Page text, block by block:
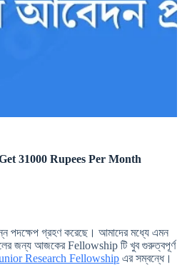
31000 Rupees Per Month
পদক্ষেপ গ্রহণ করেছে। আমাদের মধ্যে এমন
সকলের জন্য আজকের Fellowship টি খুব গুরুত্বপূর্ণ
Research Fellowship এর সম্বন্ধে।